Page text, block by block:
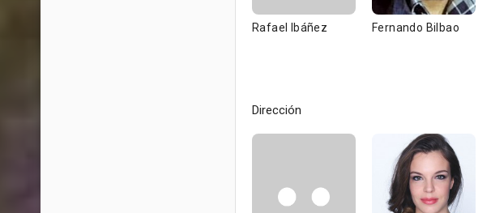
Rafael Ibáñez Fernando Bilbao
Dirección